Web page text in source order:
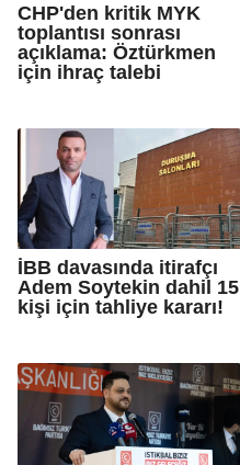
CHP'den kritik MYK
toplantısı sonrası
açıklama: Öztürkmen
için ihraç talebi
İBB davasında itirafçı
Adem Soytekin dahil 15
kişi için tahliye kararı!